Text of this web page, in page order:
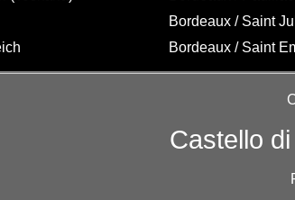
Bordeaux / Saint
Bordeaux / Saint
Castello